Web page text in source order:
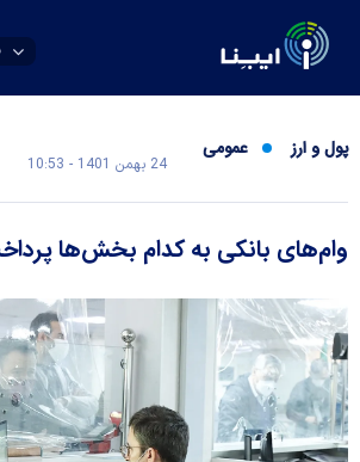
پول و ارز عمومی
24 بهمن 1401 - 10:53
وام‌های بانکی به کدام بخش‌ها